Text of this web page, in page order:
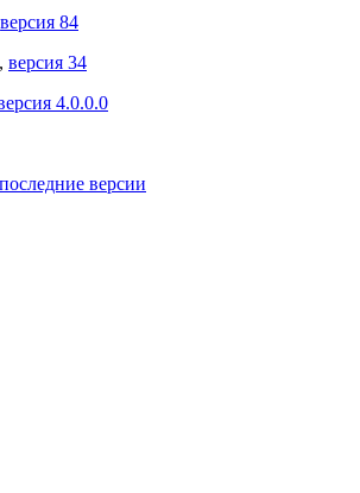
версия 84
версия 34
4.0.0.0
версии